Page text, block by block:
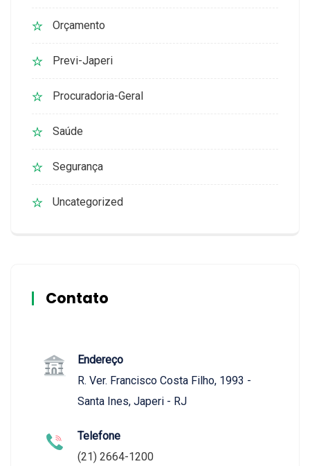
Orçamento
Previ-Japeri
Procuradoria-Geral
Saúde
Segurança
Uncategorized
Contato
Endereço
R. Ver. Francisco Costa Filho, 1993 -
Santa Ines, Japeri - RJ
Telefone
(21) 2664-1200